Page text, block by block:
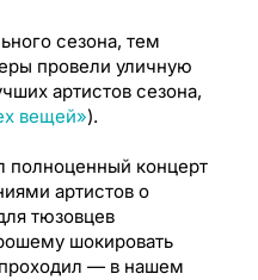
сезона, тем
провели уличную
артистов сезона,
вещей»).
полноценный концерт
артистов о
тюзовцев
шокировать
проходил — в нашем